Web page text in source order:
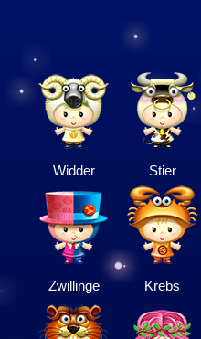
Widder Stier
Zwillinge Krebs